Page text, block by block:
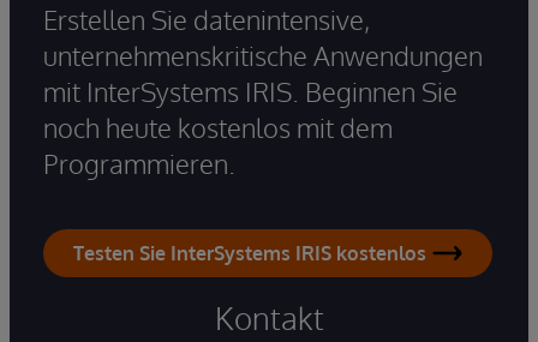
Erstellen Sie datenintensive,
unternehmenskritische Anwendungen
mit InterSystems IRIS. Beginnen Sie
noch heute kostenlos mit dem
Programmieren.
Testen Sie InterSystems IRIS kostenlos
Kontakt